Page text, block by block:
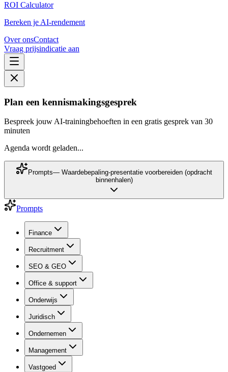
ROI Calculator
Bereken je AI-rendement
Over onsContact
Vraag prijsindicatie aan
Plan een kennismakingsgesprek
Bespreek jouw AI-trainingbehoeften in een gratis gesprek van 30
minuten
Agenda wordt geladen...
Prompts— Waardebepaling-presentatie voorbereiden (opdracht
binnenhalen)
Prompts
Finance
Recruitment
SEO & GEO
Office & support
Onderwijs
Juridisch
Ondernemen
Management
Vastgoed